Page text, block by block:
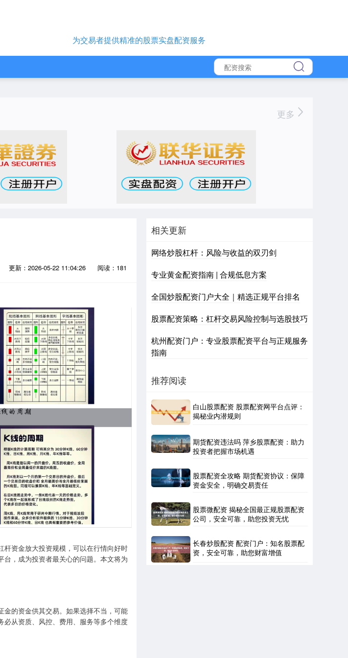
为交易者提供精准的股票实盘配资服务
更多
更新：2026-05-22 11:04:26 阅读：181
资金放大投资规模，可以在行情向好时
，成为投资者最关心的问题。本文将为
的资金供其交易。如果选择不当，可能
从资质、风控、费用、服务等多个维度
相关更新
网络炒股杠杆：风险与收益的双刃剑
专业黄金配资指南 | 合规低息方案
全国炒股配资门户大全｜精选正规平台排名
股票配资策略：杠杆交易风险控制与选股技巧
杭州配资门户：专业股票配资平台与正规服务
指南
推荐阅读
白山股票配资 股票配资网平台点评：
揭秘业内潜规则
期货配资违法吗 萍乡股票配资：助力
投资者把握市场机遇
股票配资全攻略 期货配资协议：保障
资金安全，明确交易责任
股票微配资 揭秘全国最正规股票配资
公司，安全可靠，助您投资无忧
长春炒股配资 配资门户：知名股票配
资，安全可靠，助您财富增值